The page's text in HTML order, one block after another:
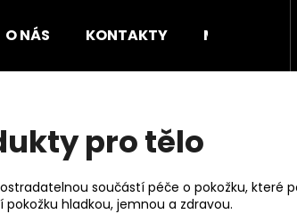
O NÁS KONTAKTY Moje
pro tělo
součástí péče o pokožku, které
hladkou, jemnou a zdravou.
HLEDAT